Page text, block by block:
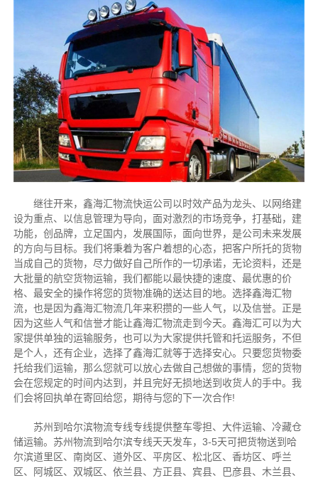
继往开来，鑫海汇物流快运公司以时效产品为龙头、以网络建
设为重点、以信息管理为导向，面对激烈的市场竞争，打基础，建
功能，创品牌，立足国内，发展国际，面向世界，是公司未来发展
的方向与目标。我们将秉着为客户着想的心态，把客户所托的货物
当成自己的货物，尽力做好自己所作的一切承诺，无论资料，还是
大批量的航空货物运输，我们都能以最快捷的速度、最优惠的价
格、最安全的操作将您的货物准确的送达目的地。选择鑫海汇物
流，也是因为鑫海汇物流几年来积攒的一些人气，以及信誉。正是
因为这些人气和信誉才能让鑫海汇物流走到今天。鑫海汇可以为大
家提供单独的运输服务，也可以为大家提供托管和托运服务，不但
是个人，还有企业，选择了鑫海汇就等于选择安心。只要您货物委
托给我们运输，那么您就可以放心去做自己想做的事情，您的货物
会在您规定的时间内达到，并且完好无损地送到收货人的手中。我
们会将回执单在寄回给您，期待与您的下一次合作!
苏州到哈尔滨物流专线专线提供整车零担、大件运输、冷藏仓
储运输。苏州物流到哈尔滨专线天天发车，3-5天可把货物送到哈
尔滨道里区、南岗区、道外区、平房区、松北区、香坊区、呼兰
区、阿城区、双城区、依兰县、方正县、宾县、巴彦县、木兰县、